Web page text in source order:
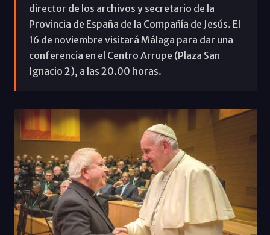
director de los archivos y secretario de la
Provincia de España de la Compañía de Jesús. El
16 de noviembre visitará Málaga para dar una
conferencia en el Centro Arrupe (Plaza San
Ignacio 2), a las 20.00 horas.